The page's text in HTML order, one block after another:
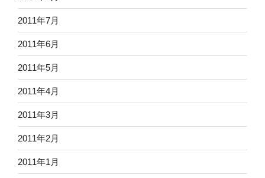
2011年7月
2011年6月
2011年5月
2011年4月
2011年3月
2011年2月
2011年1月